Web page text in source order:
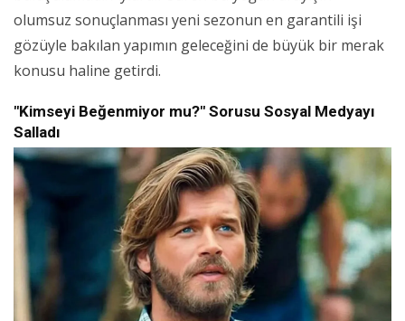
olumsuz sonuçlanması yeni sezonun en garantili işi
gözüyle bakılan yapımın geleceğini de büyük bir merak
konusu haline getirdi.
"Kimseyi Beğenmiyor mu?" Sorusu Sosyal Medyayı
Salladı